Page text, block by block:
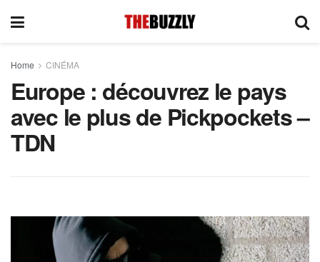
Home CINÉMA
Europe : découvrez le pays
avec le plus de Pickpockets –
TDN